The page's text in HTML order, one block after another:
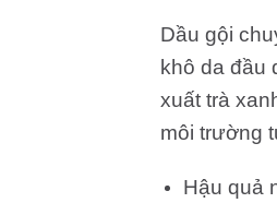
Dầu gội
khô da đầu
xuất trà
môi trường
Hậu quả